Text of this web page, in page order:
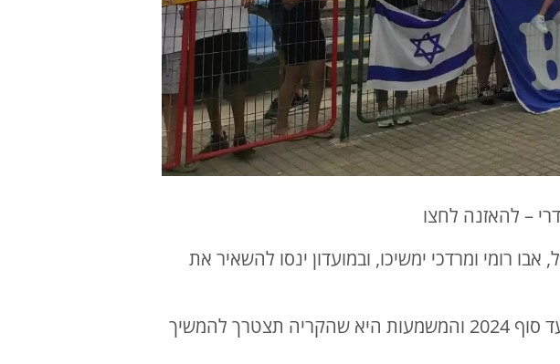
– להאזנה לחצו
רומי ומרדכי ימשיכו, ובמועדון ינסו להשאיר את
השאלה הגדולה נשארת פתיחת העונה, הממשלה האריכה את הפינוי עד סוף 2024 והמשמעות היא שהקריה תצטרך להמשיך